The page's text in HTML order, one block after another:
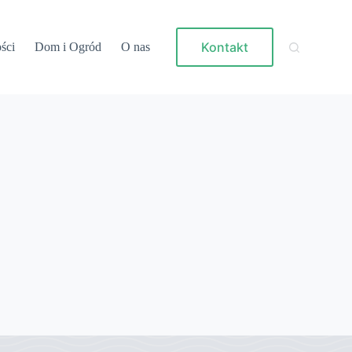
Dom i Ogród O nas Kontakt